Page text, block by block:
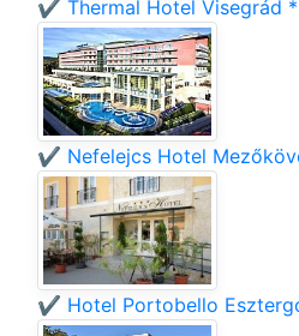
✔️ Thermal Hotel Visegrád
✔️ Nefelejcs Hotel
✔️ Hotel Portobello